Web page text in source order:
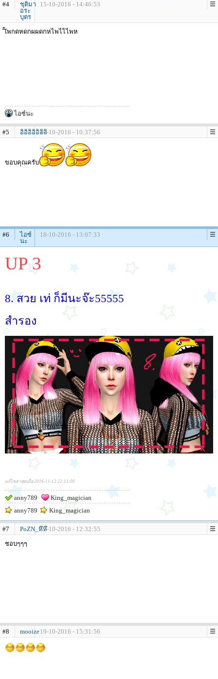
#4
ชุติมา
อระ
บุตร
15-10-2016 - 14:46:53
ั้เัพกดหดกผผดกหไพไไไพห
ไอซ์นะ
#5 อิอิอิอิอิอิอิ18-10-2016 - 10:37:56
ขอบคุณครับ
#6
ไอซ์
นะ
18-10-2016 - 13:07:33
UP 3
8. สวย เท่ ก็มีนะจ๊ะ55555
สำรอง
แก้ไขล่าสุดเมื่อ 2016-11-12 22:11:00
anny789
King_magician
anny789
King_magician
#7 PoZN_หึหึ19-10-2016 - 12:32:55
ชอบๆๆๆ
#8 mooize19-10-2016 - 15:31:56